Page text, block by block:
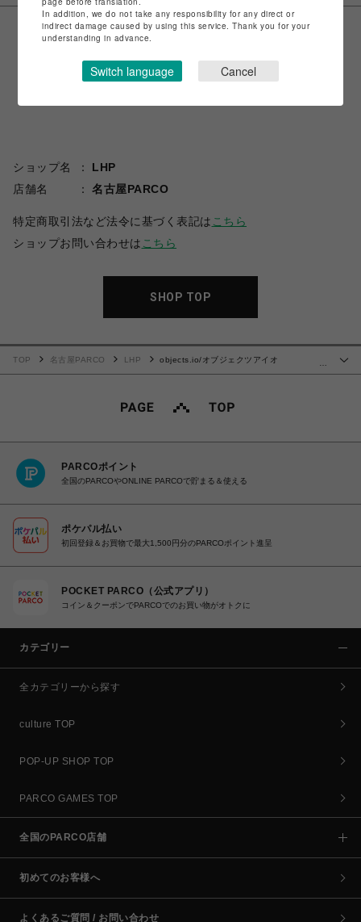
ショップ名
LHP
店舗名
名古屋PARCO
特定商取引法など法令に基づく表記は こちら
ショップお問い合わせは こちら
SHOP TOP
…
TOP 名古屋PARCO LHP
objects.io/オブジェクツアイオ
PARCOポイント
全国のPARCOやONLINE PARCOで貯まる＆使える
ポケパル払い
初回登録＆お買物で最大1,500円分のPARCOポイント進呈
POCKET PARCO（公式アプリ）
コイン＆クーポンでPARCOでのお買い物がオトクに
カテゴリー
全カテゴリーから探す
culture TOP
POP-UP SHOP TOP
PARCO GAMES TOP
全国のPARCO店舗
初めてのお客様へ
よくあるご質問 / お問い合わせ
In addition, we do not take any responsibility for any direct or
indirect damage caused by using this service. Thank you for your
understanding in advance.
Switch language Cancel